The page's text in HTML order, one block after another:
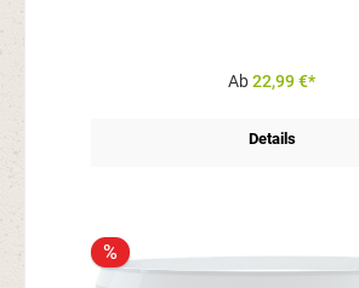
Ab22,99 €*
Details
%